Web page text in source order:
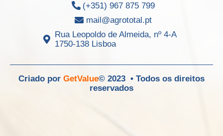
(+351) 967 875 799
mail@agrototal.pt
Rua Leopoldo de Almeida, nº 4-A
1750-138 Lisboa
Criado por GetValue© 2023 • Todos os direitos
reservados